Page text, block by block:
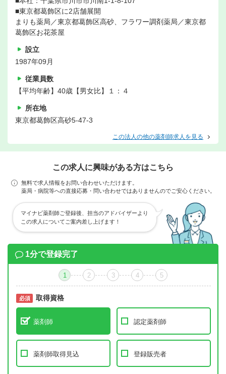
■東京都葛飾区に2店舗展開
まりも薬局／東京都葛飾区高砂、フラワー調剤薬局／東京都
葛飾区お花茶屋
設立
1987年09月
従業員数
【平均年齢】40歳【男女比】１：４
所在地
東京都葛飾区高砂5-47-3
この法人の他の薬剤師求人を見る
この求人に興味がある方はこちら
無料で求人情報をお問い合わせいただけます。
薬局・病院等への直接応募・問い合わせではありませんのでご安心ください。
マイナビ薬剤師ご登録後、担当のアドバイザーより
この求人についてご案内差し上げます！
1分で登録完了
1 2 3 4 5
必須 取得資格
薬剤師 認定薬剤師
薬剤師取得見込 登録販売者